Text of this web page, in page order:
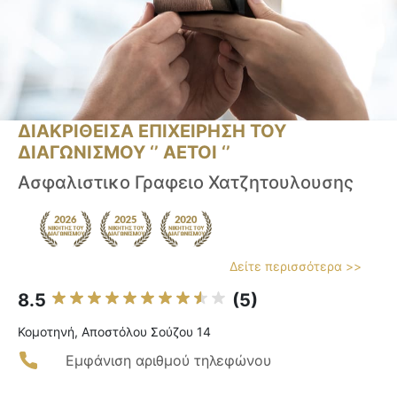
ΔΙΑΚΡΙΘΕΙΣΑ ΕΠΙΧΕΙΡΗΣΗ ΤΟΥ
ΔΙΑΓΩΝΙΣΜΟΥ ‘’ ΑΕΤΟΙ ‘’
Ασφαλιστικο Γραφειο Χατζητουλουσης
Δείτε περισσότερα >>
8.5 (5)
Κομοτηνή, Αποστόλου Σούζου 14
Εμφάνιση αριθμού τηλεφώνου